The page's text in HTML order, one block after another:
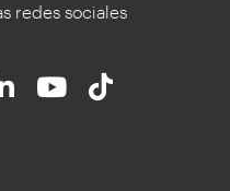
redes sociales